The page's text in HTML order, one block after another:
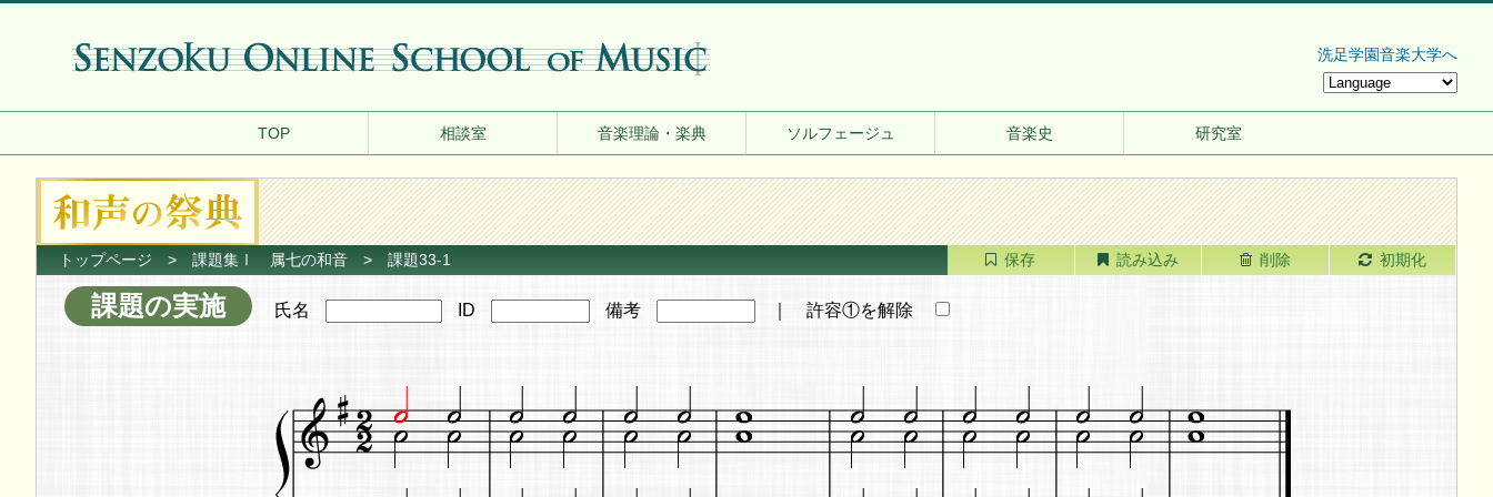
洗足学園音楽大学へ
TOP 相談室 音楽理論・楽典 ソルフェージュ 音楽史 研究室
トップページ > 課題集Ⅰ 属七の和音 > 課題33-1 保存 読み込み 削除 初期化
課題の実施 氏名 ID 備考 ｜ 許容①を解除